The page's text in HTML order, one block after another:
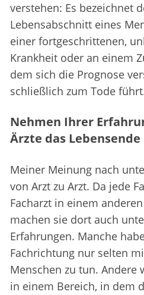
verstehen: Es bezeichnet
Lebensabschnitt eines
einer fortgeschrittenen,
Krankheit oder an einem
dem sich die Prognose
schließlich zum Tode
Nehmen Ihrer
Ärzte das
Meiner Meinung nach
von Arzt zu Arzt. Da jede
Facharzt in einem
machen sie dort auch
Erfahrungen. Manche
Fachrichtung nur selten
Menschen zu tun. Andere
in einem Bereich, in dem